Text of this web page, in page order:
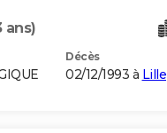
ans)
Décès
02/12/1993 à Lille